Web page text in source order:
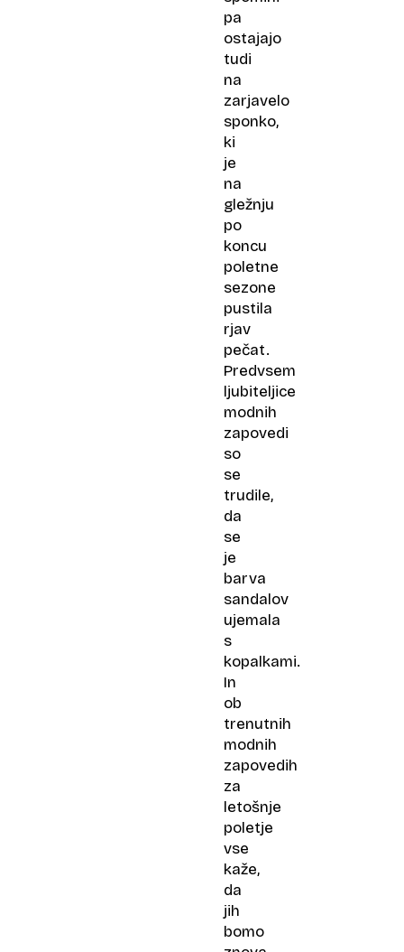
pa
ostajajo
tudi
na
zarjavelo
sponko,
ki
je
na
gležnju
po
koncu
poletne
sezone
pustila
rjav
pečat.
Predvsem
ljubiteljice
modnih
zapovedi
so
se
trudile,
da
se
je
barva
sandalov
ujemala
s
kopalkami.
In
ob
trenutnih
modnih
zapovedih
za
letošnje
poletje
vse
kaže,
da
jih
bomo